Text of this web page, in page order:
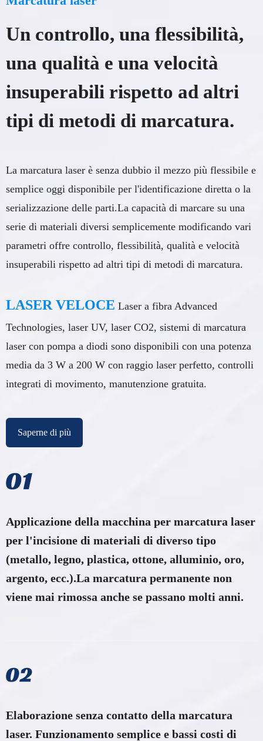
Un controllo, una flessibilità,
una qualità e una velocità
insuperabili rispetto ad altri
tipi di metodi di marcatura.
La marcatura laser è senza dubbio il mezzo più flessibile e
semplice oggi disponibile per l'identificazione diretta o la
serializzazione delle parti.La capacità di marcare su una
serie di materiali diversi semplicemente modificando vari
parametri offre controllo, flessibilità, qualità e velocità
insuperabili rispetto ad altri tipi di metodi di marcatura.
LASER VELOCE Laser a fibra Advanced
Technologies, laser UV, laser CO2, sistemi di marcatura
laser con pompa a diodi sono disponibili con una potenza
media da 3 W a 200 W con raggio laser perfetto, controlli
integrati di movimento, manutenzione gratuita.
Saperne di più
Applicazione della macchina per marcatura laser
per l'incisione di materiali di diverso tipo
(metallo, legno, plastica, ottone, alluminio, oro,
argento, ecc.).La marcatura permanente non
viene mai rimossa anche se passano molti anni.
Elaborazione senza contatto della marcatura
laser. Funzionamento semplice e bassi costi di